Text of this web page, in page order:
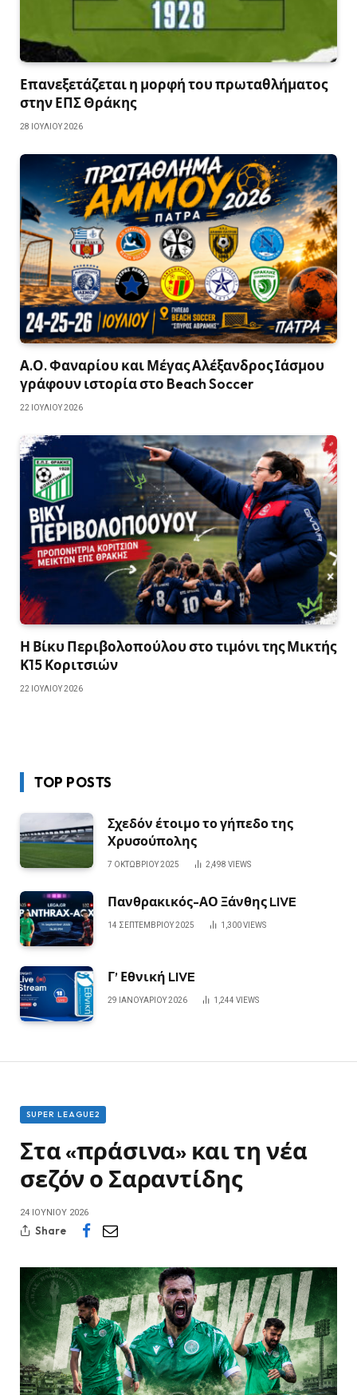
Επανεξετάζεται η μορφή του πρωταθλήματος
στην ΕΠΣ Θράκης
28 ΙΟΥΛΊΟΥ 2026
Α.Ο. Φαναρίου και Μέγας Αλέξανδρος Ιάσμου
γράφουν ιστορία στο Beach Soccer
22 ΙΟΥΛΊΟΥ 2026
Η Βίκυ Περιβολοπούλου στο τιμόνι της Μικτής
Κ15 Κοριτσιών
22 ΙΟΥΛΊΟΥ 2026
TOP POSTS
Σχεδόν έτοιμο το γήπεδο της
Χρυσούπολης
7 ΟΚΤΩΒΡΊΟΥ 2025 2,498 VIEWS
Πανθρακικός-ΑΟ Ξάνθης LIVE
14 ΣΕΠΤΕΜΒΡΊΟΥ 2025 1,300VIEWS
Γ’ Εθνική LIVE
29 ΙΑΝΟΥΑΡΊΟΥ 2026 1,244 VIEWS
SUPER LEAGUE2
Στα «πράσινα» και τη νέα
σεζόν ο Σαραντίδης
24 ΙΟΥΝΊΟΥ 2026
Share